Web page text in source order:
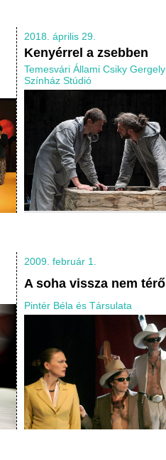
2018. április 29.
Kenyérrel a zsebben
Temesvári Állami Csiky Gergely
Színház Stúdió
2009. február 1.
A soha vissza nem térő
Pintér Béla és Társulata